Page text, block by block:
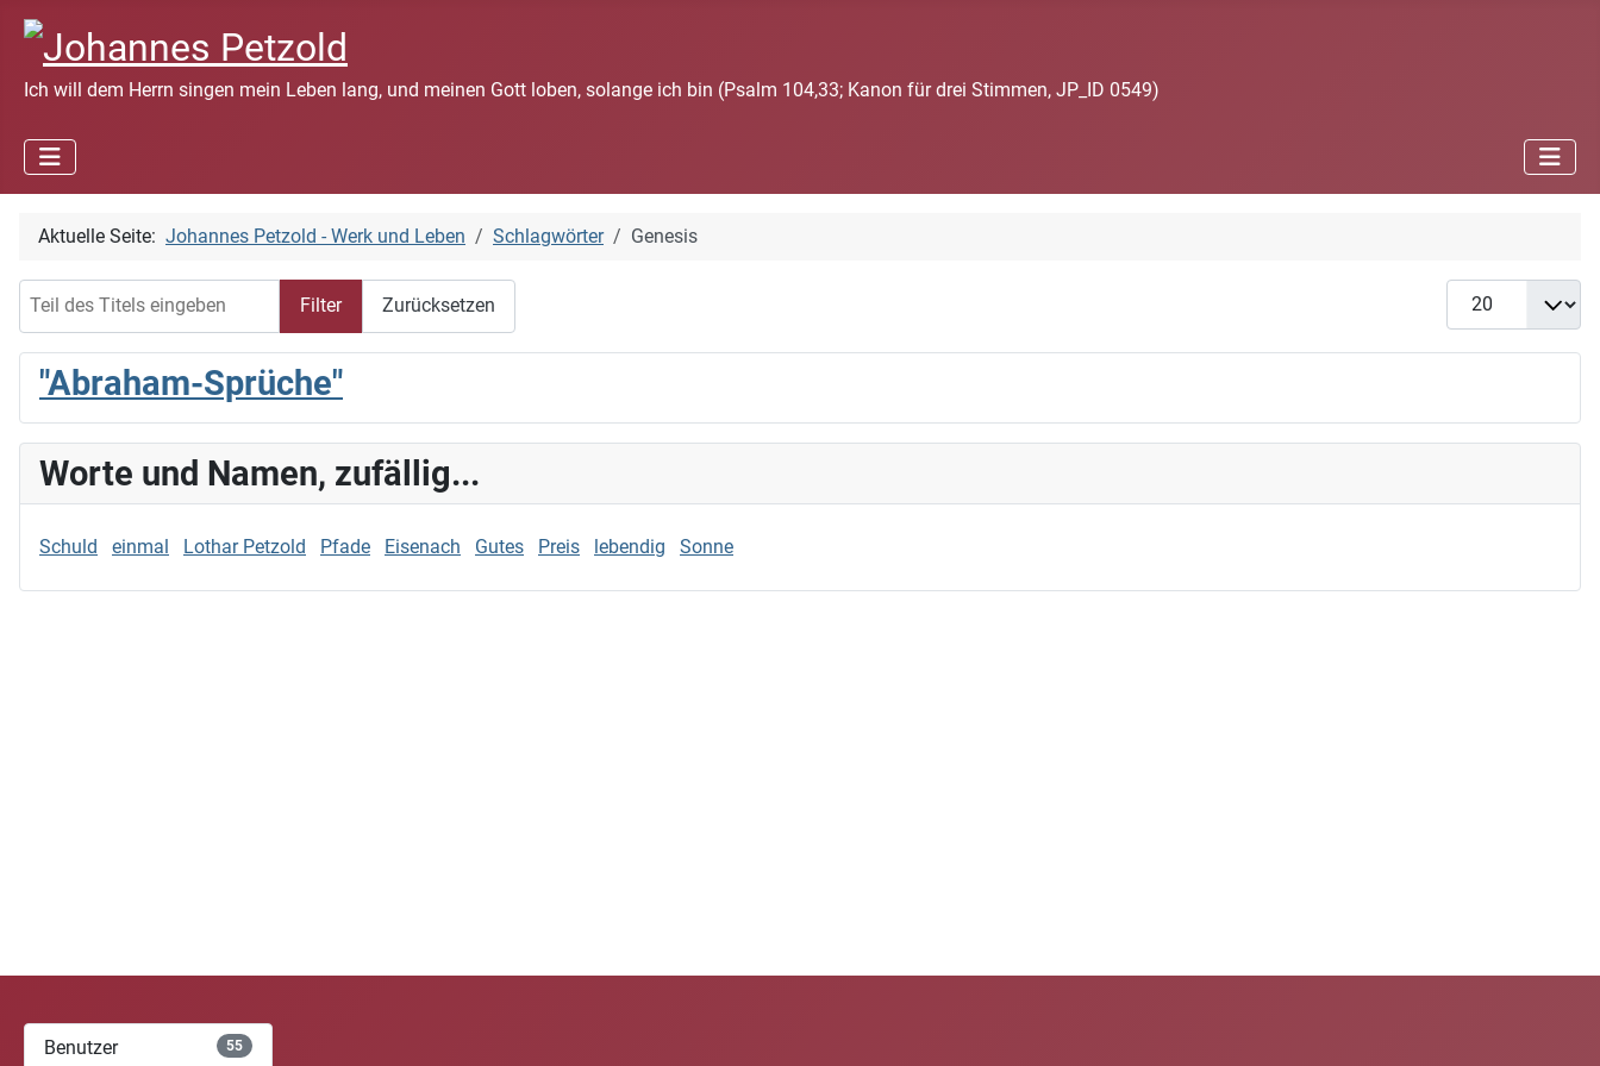
Ich will dem Herrn singen mein Leben lang, und meinen Gott loben, solange ich bin (Psalm 104,33; Kanon für drei Stimmen, JP_ID 0549)
Aktuelle Seite: Johannes Petzold - Werk und Leben Schlagwörter Genesis
Filter Zurücksetzen
Anzeige #
"Abraham-Sprüche"
Worte und Namen, zufällig...
Schuld einmal Lothar Petzold Pfade Eisenach Gutes Preis lebendig Sonne
Benutzer 55